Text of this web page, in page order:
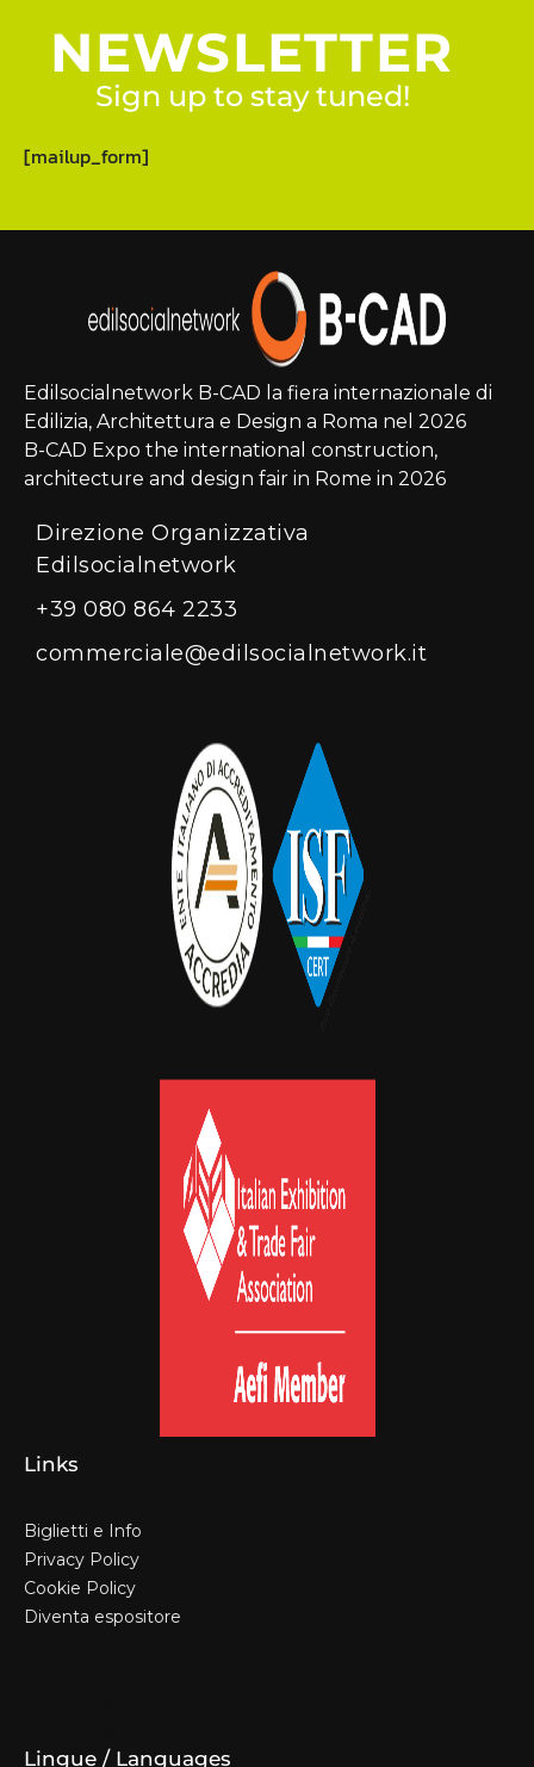
NEWSLETTER
Sign up to stay tuned!
[mailup_form]
Edilsocialnetwork B-CAD la fiera internazionale di
Edilizia, Architettura e Design a Roma nel 2026
B-CAD Expo the international construction,
architecture and design fair in Rome in 2026
Direzione Organizzativa
Edilsocialnetwork
+39 080 864 2233
commerciale@edilsocialnetwork.it
Links
Biglietti e Info
Privacy Policy
Cookie Policy
Diventa espositore
Lingue / Languages